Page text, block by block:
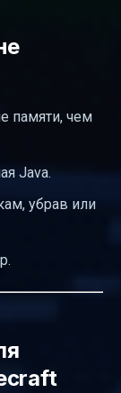
памяти, чем
Java.
убрав или